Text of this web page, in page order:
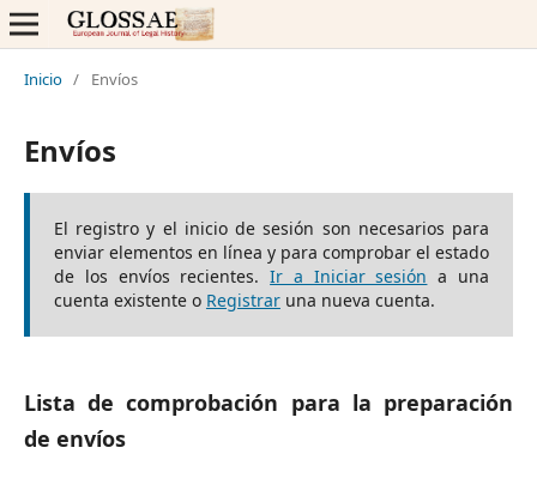
Inicio / Envíos
Envíos
El registro y el inicio de sesión son necesarios para
enviar elementos en línea y para comprobar el estado
de los envíos recientes.Ir a Iniciar sesión a una
cuenta existente o Registraruna nueva cuenta.
Lista de comprobación para la preparación
de envíos